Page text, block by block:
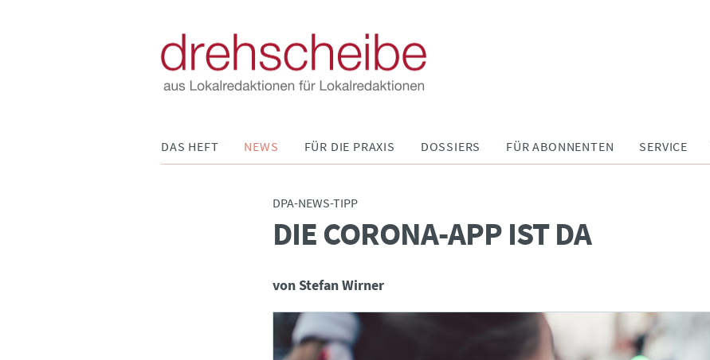
DAS HEFT NEWS FÜR DIE PRAXIS DOSSIERS FÜR ABONNENTEN SERVICE
DPA-NEWS-TIPP
DIE CORONA-APP IST DA
von Stefan Wirner